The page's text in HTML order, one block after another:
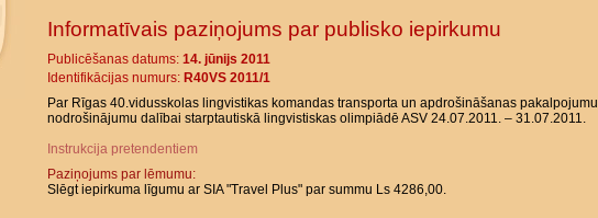
Informatīvais paziņojums par publisko iepirkumu
Publicēšanas datums: 14. jūnijs 2011
Identifikācijas numurs: R40VS 2011/1
Par Rīgas 40.vidusskolas lingvistikas komandas transporta un apdrošināšanas pakalpojumu
nodrošinājumu dalībai starptautiskā lingvistiskas olimpiādē ASV 24.07.2011. – 31.07.2011.
Instrukcija pretendentiem
Paziņojums par lēmumu:
Slēgt iepirkuma līgumu ar SIA "Travel Plus" par summu Ls 4286,00.